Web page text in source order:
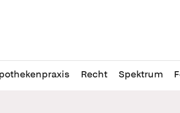
Recht Spektrum